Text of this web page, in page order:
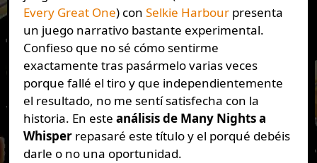
Every Great One) con Selkie Harbourpresenta
un juego narrativo bastante experimental.
Confieso que no sé cómo sentirme
exactamente tras pasármelo varias veces
porque fallé el tiro y que independientemente
el resultado, no me sentí satisfecha con la
historia. En este análisis de Many Nights a
Whisperrepasaré este título y el porqué debéis
darle o no una oportunidad.